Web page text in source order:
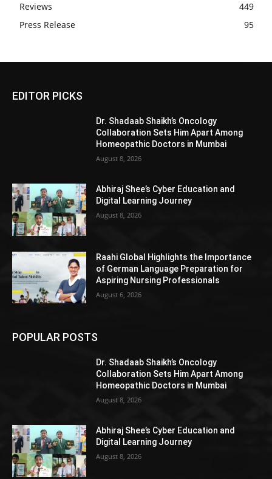
Reviews
449
Press Release
95
EDITOR PICKS
Dr. Shadaab Shaikh’s Oncology
Collaboration Sets Him Apart Among
Homeopathic Doctors in Mumbai
August 8, 2026
Abhiraj Shee’s Cyber Education and
Digital Learning Journey
August 8, 2026
Raahi Global Highlights the Importance
of German Language Preparation for
Aspiring Nursing Professionals
August 6, 2026
POPULAR POSTS
Dr. Shadaab Shaikh’s Oncology
Collaboration Sets Him Apart Among
Homeopathic Doctors in Mumbai
August 8, 2026
Abhiraj Shee’s Cyber Education and
Digital Learning Journey
August 8, 2026